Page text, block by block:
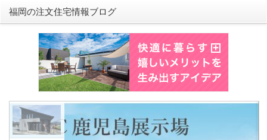
福岡の注文住宅情報ブログ
3月1日（火）MBC鹿児島
場リニューアルオープン